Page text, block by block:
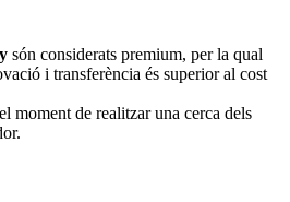
són considerats premium, per la qual
i transferència és superior al cost
moment de realitzar una cerca dels